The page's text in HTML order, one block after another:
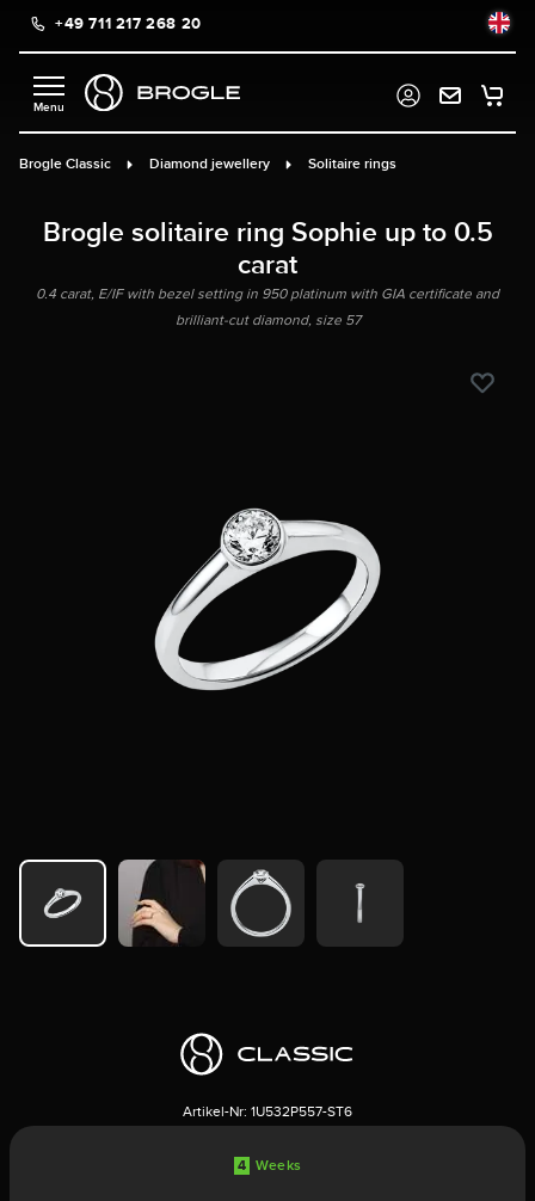
content+49 711 217 268 20
Brogle Classic Diamond jewellery Solitaire rings
Brogle solitaire ring Sophie up to 0.5
carat
0.4 carat, E/IF with bezel setting in 950 platinum with GIA certificate and
brilliant-cut diamond, size 57
Artikel-Nr: 1U532P557-ST6
4 Weeks